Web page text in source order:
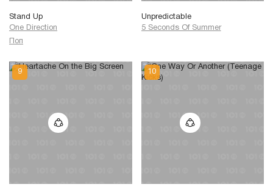
Stand Up
One Direction
Поп
Unpredictable
5 Seconds Of Summer